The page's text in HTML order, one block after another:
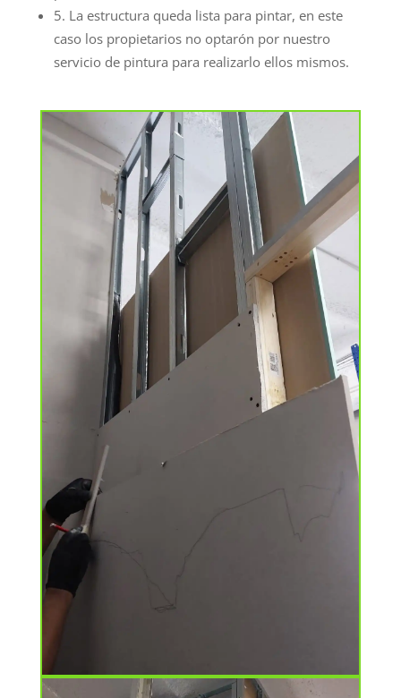
5. La estructura queda lista para pintar, en este
caso los propietarios no optarón por nuestro
servicio de pintura para realizarlo ellos mismos.